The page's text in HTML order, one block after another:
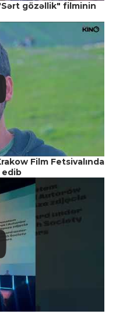
gözəllik" filminin
Film Fetsivalında
edib